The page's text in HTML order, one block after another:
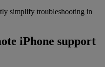
simplify troubleshooting in
iPhone support